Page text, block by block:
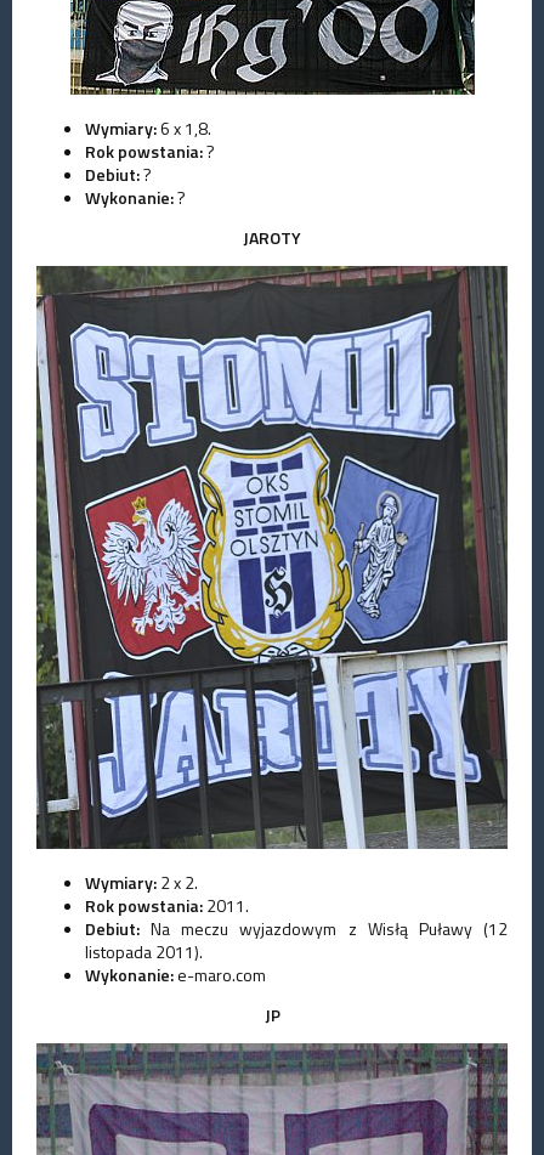
Wymiary:6 x 1,8.
Rok powstania:?
Debiut:?
Wykonanie:?
JAROTY
Wymiary:2 x 2.
Rok powstania:2011.
Debiut: Na meczu wyjazdowym z Wisłą Puławy (12
listopada 2011).
Wykonanie:e-maro.com
JP